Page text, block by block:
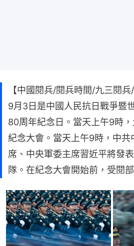
【中國閱兵/閱兵時間/九三閱兵
9月3日是中國人民抗日戰爭暨
80周年紀念日。當天上午9時
紀念大會。當天上午9時，中共
席、中央軍委主席習近平將發
隊。在紀念大會開始前，受閱